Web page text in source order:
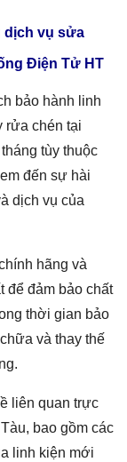
dịch vụ sửa
Điện Tử HT
bảo hành linh
rửa chén tại
tùy thuộc
đến sự hài
dịch vụ của
hãng và
để đảm bảo chất
thời gian bảo
và thay thế
liên quan trực
bao gồm các
linh kiện mới